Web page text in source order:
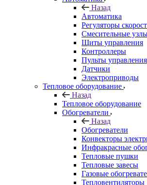
Назад
Автоматика
Регуляторы
Смесительные
Щиты управления
Контроллеры
Пульты управления
Датчики
Электроприводы
Тепловое оборудование
Назад
Тепловое оборудование
Обогреватели
Назад
Обогреватели
Конвекторы
Инфракрасные
Тепловые пушки
Тепловые завесы
Газовые
Тепловентиляторы